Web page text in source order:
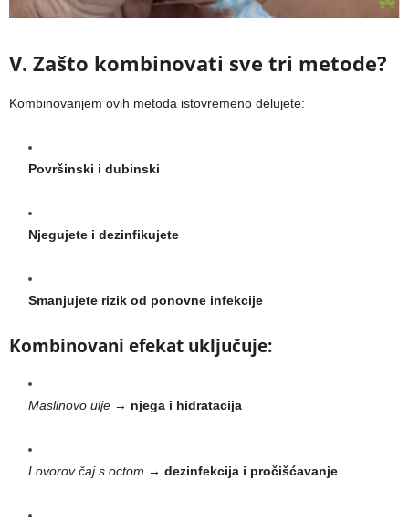
V. Zašto kombinovati sve tri metode?
Kombinovanjem ovih metoda istovremeno delujete:
Površinski i dubinski
Njegujete i dezinfikujete
Smanjujete rizik od ponovne infekcije
Kombinovani efekat uključuje:
Maslinovo ulje → njega i hidratacija
Lovorov čaj s octom → dezinfekcija i pročišćavanje